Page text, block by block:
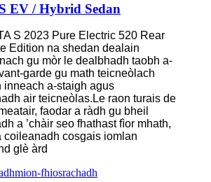
EV / Hybrid Sedan
S 2023 Pure Electric 520 Rear
Edition na shedan dealain
gu mòr le dealbhadh taobh a-
garde gu math teicneòlach
inneach a-staigh agus
air teicneòlas.Le raon turais de
faodar a ràdh gu bheil
a ’chàir seo fhathast fìor mhath,
coileanadh cosgais iomlan
glè àrd
mion-fhiosrachadh